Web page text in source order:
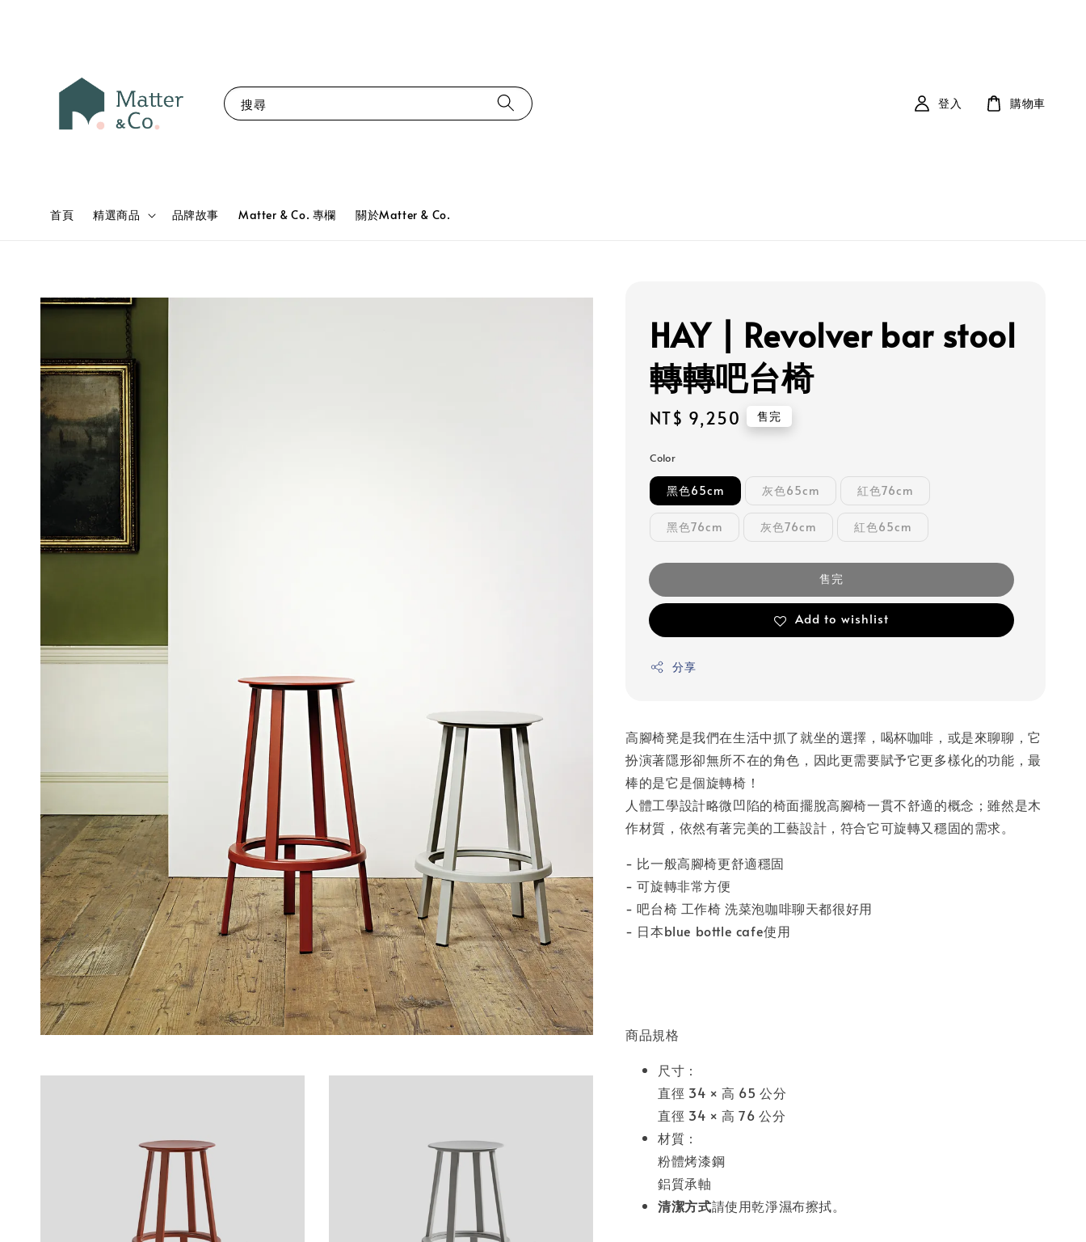
搜尋
首頁 精選商品 品牌故事 Matter & Co. 專欄 關於Matter & Co.
登入 購物車
HAY | Revolver bar stool
轉轉吧台椅
Regular
NT$ 9,250 售完
Color
黑色65cm 灰色65cm 紅色76cm
黑色76cm 灰色76cm 紅色65cm
售完
Add to wishlist
分享
高腳椅凳是我們在生活中抓了就坐的選擇，喝杯咖啡，或是來聊聊，它
扮演著隱形卻無所不在的角色，因此更需要賦予它更多樣化的功能，最
棒的是它是個旋轉椅！
人體工學設計略微凹陷的椅面擺脫高腳椅一貫不舒適的概念；雖然是木
作材質，依然有著完美的工藝設計，符合它可旋轉又穩固的需求。
- 比一般高腳椅更舒適穩固
- 可旋轉非常方便
- 吧台椅 工作椅 洗菜泡咖啡聊天都很好用
- 日本blue bottle cafe使用
商品規格
尺寸：
直徑 34 × 高 65 公分
直徑 34 × 高 76 公分
材質：
粉體烤漆鋼
鋁質承軸
清潔方式請使用乾淨濕布擦拭。